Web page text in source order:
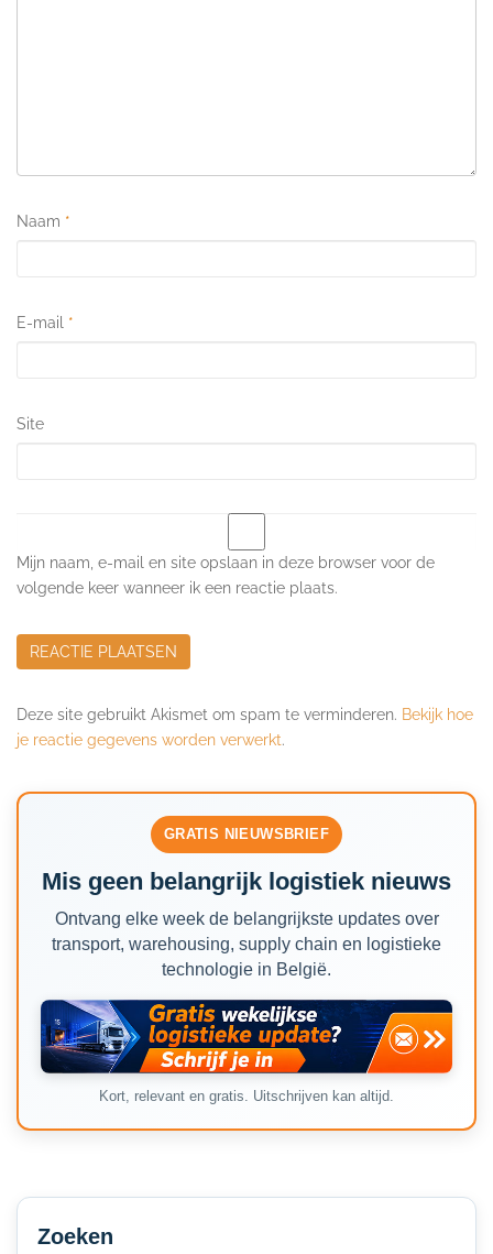
Naam *
E-mail *
Site
Mijn naam, e-mail en site opslaan in deze browser voor de
volgende keer wanneer ik een reactie plaats.
Deze site gebruikt Akismet om spam te verminderen. Bekijk hoe
je reactie gegevens worden verwerkt.
GRATIS NIEUWSBRIEF
Mis geen belangrijk logistiek nieuws
Ontvang elke week de belangrijkste updates over
transport, warehousing, supply chain en logistieke
technologie in België.
Kort, relevant en gratis. Uitschrijven kan altijd.
Secondary
Sidebar
Zoeken